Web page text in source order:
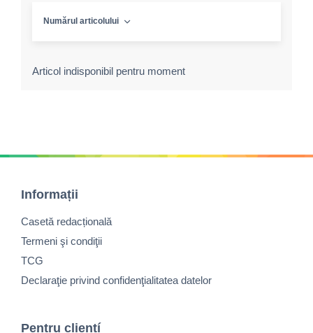
Numărul articolului
Articol indisponibil pentru moment
Informații
Casetă redacțională
Termeni şi condiţii
TCG
Declaraţie privind confidenţialitatea datelor
Pentru cliențí